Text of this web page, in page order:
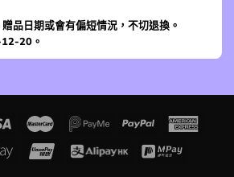
品日期或會有偏短情況，不切退換。
20。